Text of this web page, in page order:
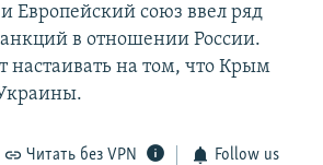
Европейский союз ввел ряд
в отношении России.
настаивать на том, что Крым
Читать без VPN Follow us